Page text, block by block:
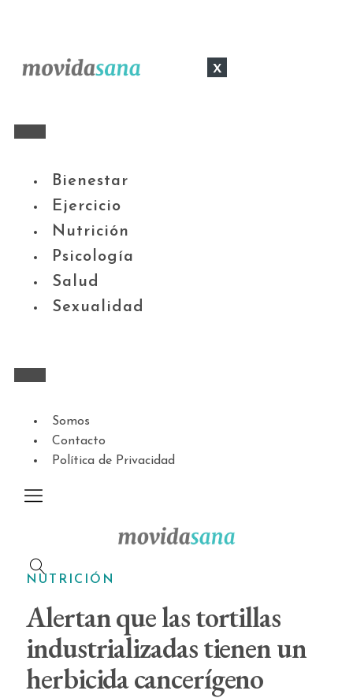
x
Bienestar
Ejercicio
Nutrición
Psicología
Salud
Sexualidad
Somos
Contacto
Política de Privacidad
NUTRICIÓN
Alertan que las tortillas
industrializadas tienen un
herbicida cancerígeno